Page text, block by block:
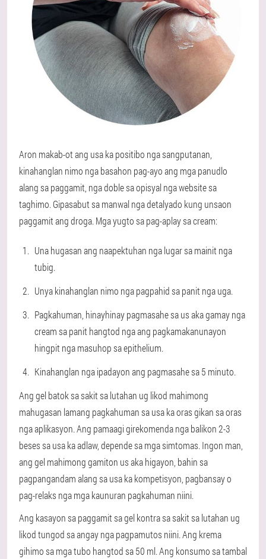
Aron makab-ot ang usa ka positibo nga sangputanan,
kinahanglan nimo nga basahon pag-ayo ang mga panudlo
alang sa paggamit, nga doble sa opisyal nga website sa
taghimo. Gipasabut sa manwal nga detalyado kung unsaon
paggamit ang droga. Mga yugto sa pag-aplay sa cream:
Una hugasan ang naapektuhan nga lugar sa mainit nga
tubig.
Unya kinahanglan nimo nga pagpahid sa panit nga uga.
Pagkahuman, hinayhinay pagmasahe sa us aka gamay nga
cream sa panit hangtod nga ang pagkamakanunayon
hingpit nga masuhop sa epithelium.
Kinahanglan nga ipadayon ang pagmasahe sa 5 minuto.
Ang gel batok sa sakit sa lutahan ug likod mahimong
mahugasan lamang pagkahuman sa usa ka oras gikan sa oras
nga aplikasyon. Ang pamaagi girekomenda nga balikon 2-3
beses sa usa ka adlaw, depende sa mga simtomas. Ingon man,
ang gel mahimong gamiton us aka higayon, bahin sa
pagpangandam alang sa usa ka kompetisyon, pagbansay o
pag-relaks nga mga kaunuran pagkahuman niini.
Ang kasayon sa paggamit sa gel kontra sa sakit sa lutahan ug
likod tungod sa angay nga pagpamutos niini. Ang krema
gihimo sa mga tubo hangtod sa 50 ml. Ang konsumo sa tambal